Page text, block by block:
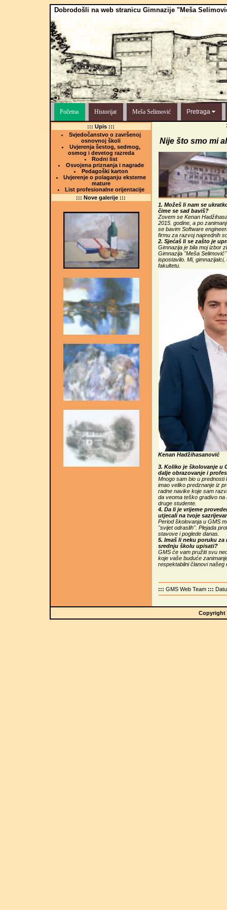
Dobrodošli na web stranicu Gimnazije "Meša
Početna Historijat Meša Selimović Pretraga
::: Upis :::
Svjedočanstvo o završenoj
osnovnoj školi
Uvjerenja šestog, sedmog,
osmog i devetog razreda
Rodni list
Osvojena priznanja i nagrade
Pedagoški karton
Uvjerenje o polaganju eksterne
mature
List profesionalne orijentacije
::: Nove galerije :::
Nije što smo mi
1. Možeš li nam se
čime se sad baviš?
Zovem se Kenan
2015. godine, a po
se bavim Software
firmu za razvoj naprednih
2. Sjećaš li se zašto je
Gimnazija je bila moj izbor
Gimnazija "Meša
ispostavilo. Mi,
fakultetu.
Kenan Hadžihasanović
3. Koliko je školovanje u
dalje obrazovanje i
Mnogo sam bio u
imao veliko predznanje iz
radne navike koje sam
da veoma teško gradivo
druge studente.
4. Da li je vrijeme
utjecali na tvoje
Period školovanja u GMS
"svijet odraslih". Plejada
stavove i poglede danas.
5. Imaš li neku poruku
srednju školu upisati?
GMS će vam pružiti svu
koje vaše buduće
respektabilni članovi našeg
:::GMS Web Team :::
Copyright